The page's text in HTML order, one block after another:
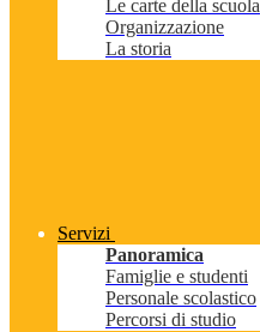
Le carte della scuola
Organizzazione
La storia
Servizi
Panoramica
Famiglie e studenti
Personale scolastico
Percorsi di studio